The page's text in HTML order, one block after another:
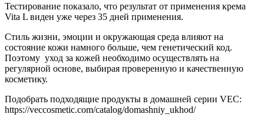
Тестирование показало, что результат от применения крема
Vita L виден уже через 35 дней применения.
Стиль жизни, эмоции и окружающая среда влияют на
состояние кожи намного больше, чем генетический код.
Поэтому уход за кожей необходимо осуществлять на
регулярной основе, выбирая проверенную и качественную
косметику.
Подобрать подходящие продукты в домашней серии VEC:
https://veccosmetic.com/catalog/domashniy_ukhod/